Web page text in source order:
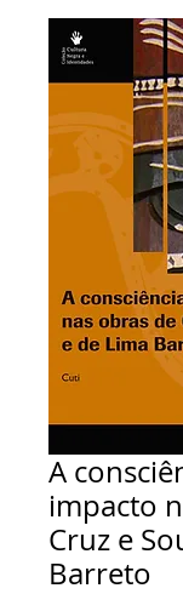
A
impacto
Cruz e
Barreto